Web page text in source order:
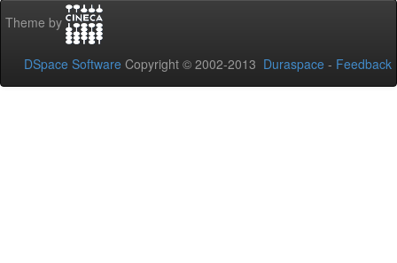
Theme by
DSpace Software Copyright © 2002-2013 Duraspace - Feedback